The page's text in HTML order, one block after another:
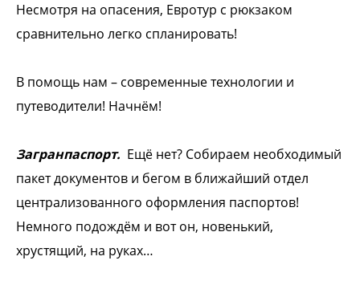
Несмотря на опасения, Евротур с рюкзаком
сравнительно легко спланировать!
В помощь нам – современные технологии и
путеводители! Начнём!
Загранпаспорт. Ещё нет? Собираем необходимый
пакет документов и бегом в ближайший отдел
централизованного оформления паспортов!
Немного подождём и вот он, новенький,
хрустящий, на руках…